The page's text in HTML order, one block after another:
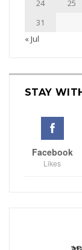
24
25
31
« Jul
STAY
Facebook
Likes